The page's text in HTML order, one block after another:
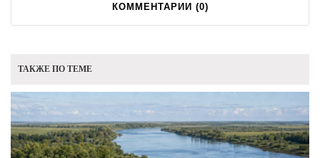
КОММЕНТАРИИ (0)
ТАКЖЕ ПО ТЕМЕ